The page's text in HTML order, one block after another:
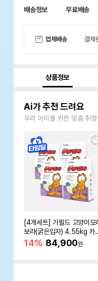
배송정보 무료배송
업체배송 결제
상품정보
Ai가 추천 드려요
우리 아이를 위한 맞춤 취
[4개세트] 가필드 고양이모
보라(굵은입자) 4.55kg 카
바모래
14% 84,900원